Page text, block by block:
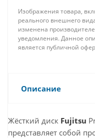
Изображения товара,
реального внешнего
изменена
уведомления. Данное
является публичной
Описание
Жёсткий диск Fujitsu
представляет собой